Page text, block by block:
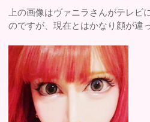
上の画像はヴァニラさんがテレビ
のですが、現在とはかなり顔が違